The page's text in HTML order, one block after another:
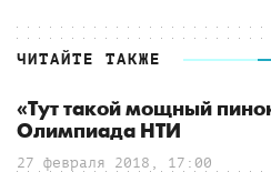
ЧИТАЙТЕ ТАКЖЕ
«Тут такой мощный
Олимпиада НТИ
27 февраля 2018, 17:00